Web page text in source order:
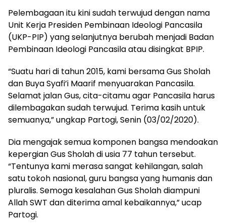
Pelembagaan itu kini sudah terwujud dengan nama
Unit Kerja Presiden Pembinaan Ideologi Pancasila
(UKP-PIP) yang selanjutnya berubah menjadi Badan
Pembinaan Ideologi Pancasila atau disingkat BPIP.
“Suatu hari di tahun 2015, kami bersama Gus Sholah
dan Buya Syafi’i Maarif menyuarakan Pancasila.
Selamat jalan Gus, cita-citamu agar Pancasila harus
dilembagakan sudah terwujud. Terima kasih untuk
semuanya,” ungkap Partogi, Senin (03/02/2020).
Dia mengajak semua komponen bangsa mendoakan
kepergian Gus Sholah di usia 77 tahun tersebut.
“Tentunya kami merasa sangat kehilangan, salah
satu tokoh nasional, guru bangsa yang humanis dan
pluralis. Semoga kesalahan Gus Sholah diampuni
Allah SWT dan diterima amal kebaikannya,” ucap
Partogi.